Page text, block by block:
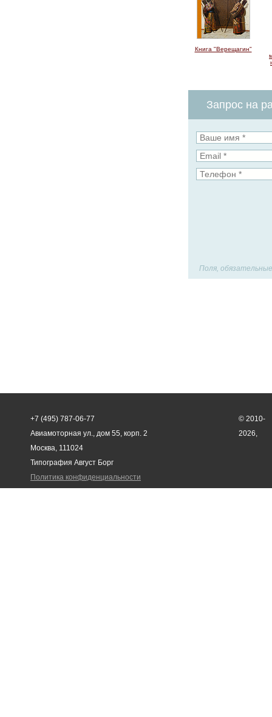
Книга "Верещагин"
Запрос на
Поля,
+7 (495) 787-06-77
Авиамоторная ул., дом 55, корп. 2
Москва, 111024
© 2010-
2026,
Типография Август Борг
Политика конфиденциальности